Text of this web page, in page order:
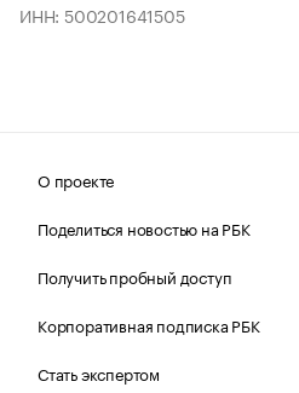
ИНН: 500201641505
О проекте
Поделиться новостью на РБК
Получить пробный доступ
Корпоративная подписка РБК
Стать экспертом